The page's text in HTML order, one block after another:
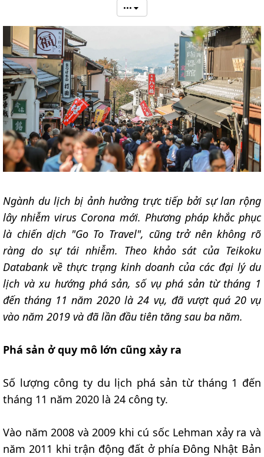
•••
Ngành du lịch bị ảnh hưởng trực tiếp bởi sự lan rộng
lây nhiễm virus Corona mới. Phương pháp khắc phục
là chiến dịch "Go To Travel", cũng trở nên không rõ
ràng do sự tái nhiễm. Theo khảo sát của Teikoku
Databank về thực trạng kinh doanh của các đại lý du
lịch và xu hướng phá sản, số vụ phá sản từ tháng 1
đến tháng 11 năm 2020 là 24 vụ, đã vượt quá 20 vụ
vào năm 2019 và đã lần đầu tiên tăng sau ba năm.
Phá sản ở quy mô lớn cũng xảy ra
Số lượng công ty du lịch phá sản từ tháng 1 đến
tháng 11 năm 2020 là 24 công ty.
Vào năm 2008 và 2009 khi cú sốc Lehman xảy ra và
năm 2011 khi trận động đất ở phía Đông Nhật Bản